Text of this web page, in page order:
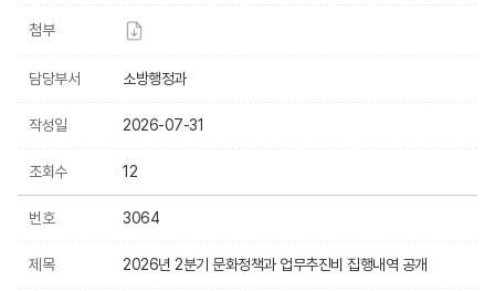
첨부
담당부서 소방행정과
작성일 2026-07-31
조회수 12
번호 3064
제목 2026년 2분기 문화정책과 업무추진비 집행내역 공개